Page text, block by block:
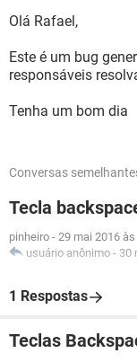
Olá Rafael,
Este é um bug
responsáveis
Tenha um bom dia
Conversas
Tecla
pinheiro - 29 mai 2016
usuário anônimo - 30
1 Respostas
Teclas